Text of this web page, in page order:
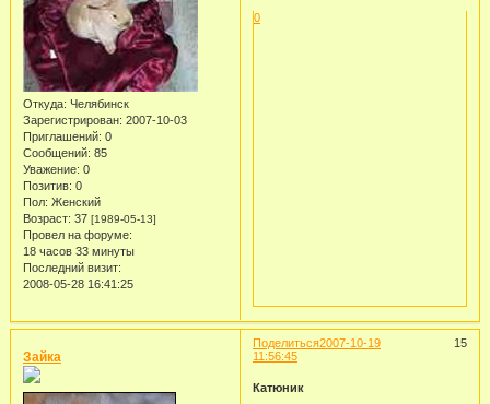
Откуда: Челябинск
Зарегистрирован: 2007-10-03
Приглашений: 0
Сообщений: 85
Уважение: 0
Позитив: 0
Пол: Женский
Возраст: 37 [1989-05-13]
Провел на форуме:
18 часов 33 минуты
Последний визит:
2008-05-28 16:41:25
0
Поделиться 15
2007-10-19
11:56:45
Зайка
Катюник